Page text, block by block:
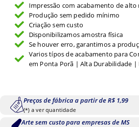
Impressão com acabamento de alto
Produção sem pedido mínimo
Criação sem custo
Disponibilizamos amostra física
Se houver erro, garantimos a
Varios típos de acabamento para
em Ponta Porã | Alta Durabilidade |
Preços de fábrica a partir de R$ 1,99
(*) a ver quantidade
Arte sem custo para empresas de MS